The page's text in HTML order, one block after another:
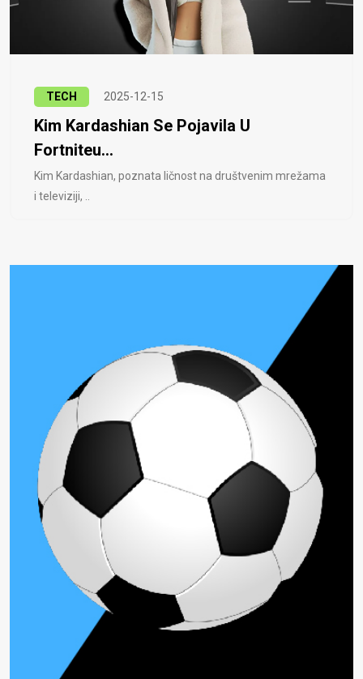
TECH 2025-12-15
Kim Kardashian Se Pojavila U
Fortniteu...
Kim Kardashian, poznata ličnost na društvenim mrežama
i televiziji, ..